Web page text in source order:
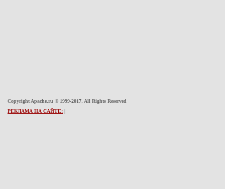
Copyright Apache.ru © 1999-2017, All Rights Reserved
РЕКЛАМА НА САЙТЕ: |